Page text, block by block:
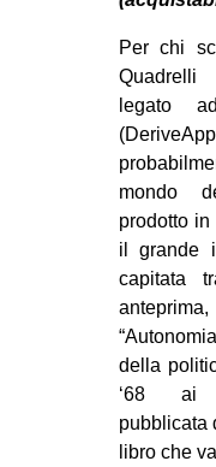
Per chi
legato
mondo
prodotto
il grande
capitata
della
‘68 ai
pubblicata
libro che